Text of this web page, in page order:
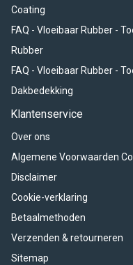
KvK nummer : 62346040
BTW nummer :
Openingstijden
Maandag
Dinsdag
12:00 –
12:00 –
Zaterdag
Gesloten
Zondag
Gesloten
Coating
FAQ - Vloeibaar Rubber -
Rubber
FAQ - Vloeibaar Rubber -
Dakbedekking
Klantenservice
Over ons
Algemene Voorwaarden
Disclaimer
Cookie-verklaring
Betaalmethoden
Verzenden & retourneren
Sitemap